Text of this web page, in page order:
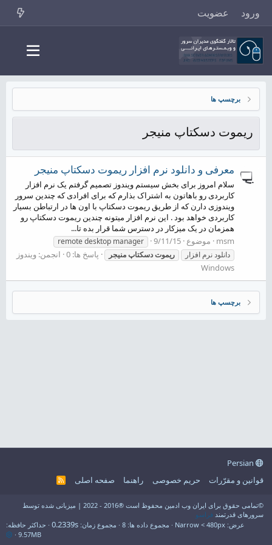
ورود عضویت
برچسپ ها
ریموت دسکتاپ منیجر
معرفی و دانلود نرم افزار ریموت دسکتاپ منیجر
سلام امروز برای بخش سیستم ویندوز تصمیم گرفتم یک نرم افزار
کاربردی رو باهاتون به اشتراک بذارم که برای افرادی که چندین سرور
ویندوزی دارن که از طریق ریموت دسکتاپ با اون ها در ارتباطن بسیار
کاربردی خواهد بود . این نرم افزار میتونه چندین ریموت دسکتاپ رو
همزمان در یک میزکار در دسترس شما قرار بده تا...
msm
موضوع 9/11/15
remote desktop manager
دانلود نرم افزار
ریموتدسکتاپمنیجر پاسخ ها: 0 انجمن: ویندوز
Windows
برچسپ ها
قوانین و مقرّرات
حریم خصوصی راهنما صفحه اصلی
R
©تمامی حقوق برای ایران وب ادمین محفوظ است ®2016 - 2022 | میزبانی شده توسط
سرورهای قدرتمند فراسو
عرض
مجموع داده ها 8 مجموع زمان 0.2339s
حداکثر حافظه
9.57MB